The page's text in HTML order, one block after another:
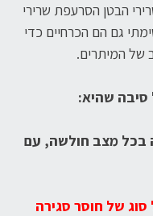
הבטן הסרעפת שרירי
גם הם הכרחיים כדי
של המיתרים.
סיבה שהיא:
בכל מצב חולשה, עם
של חוסר סגירה